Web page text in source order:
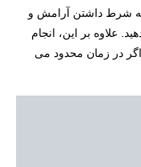
به شرط داشتن آرامش و
علاوه بر این، انجام
در زمان محدود می